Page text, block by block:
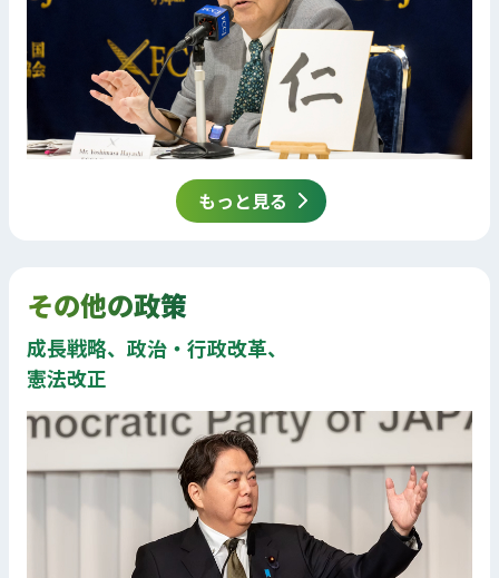
もっと見る
その他の政策
成長戦略、政治・行政改革、
憲法改正